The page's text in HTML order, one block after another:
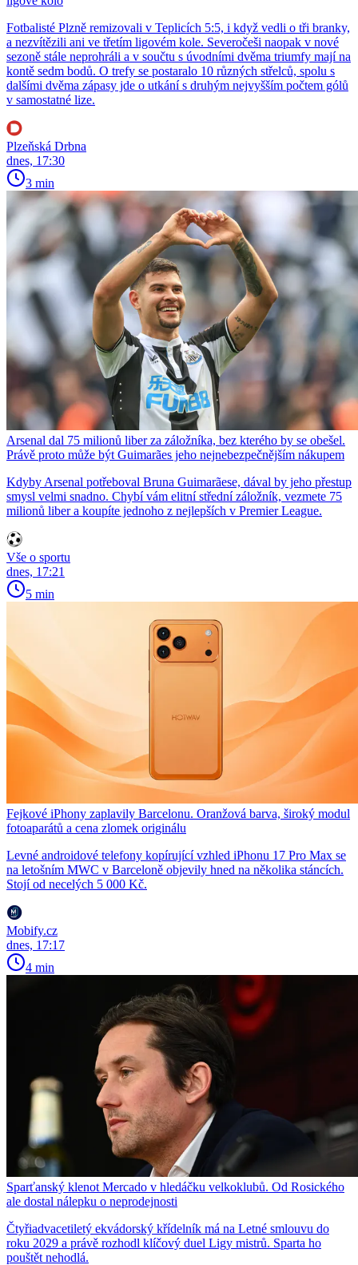
Fotbalisté Plzně remizovali v Teplicích 5:5, i když vedli o tři branky,
a nezvítězili ani ve třetím ligovém kole. Severočeši naopak v nové
sezoně stále neprohráli a v součtu s úvodními dvěma triumfy mají na
kontě sedm bodů. O trefy se postaralo 10 různých střelců, spolu s
dalšími dvěma zápasy jde o utkání s druhým nejvyšším počtem gólů
v samostatné lize.
Plzeňská Drbna
dnes, 17:30
3 min
Arsenal dal 75 milionů liber za záložníka, bez kterého by se obešel.
Právě proto může být Guimarães jeho nejnebezpečnějším nákupem
Kdyby Arsenal potřeboval Bruna Guimarãese, dával by jeho přestup
smysl velmi snadno. Chybí vám elitní střední záložník, vezmete 75
milionů liber a koupíte jednoho z nejlepších v Premier League.
Vše o sportu
dnes, 17:21
5 min
Fejkové iPhony zaplavily Barcelonu. Oranžová barva, široký modul
fotoaparátů a cena zlomek originálu
Levné androidové telefony kopírující vzhled iPhonu 17 Pro Max se
na letošním MWC v Barceloně objevily hned na několika stáncích.
Stojí od necelých 5 000 Kč.
Mobify.cz
dnes, 17:17
4 min
Sparťanský klenot Mercado v hledáčku velkoklubů. Od Rosického
ale dostal nálepku o neprodejnosti
Čtyřiadvacetiletý ekvádorský křídelník má na Letné smlouvu do
roku 2029 a právě rozhodl klíčový duel Ligy mistrů. Sparta ho
pouštět nehodlá.